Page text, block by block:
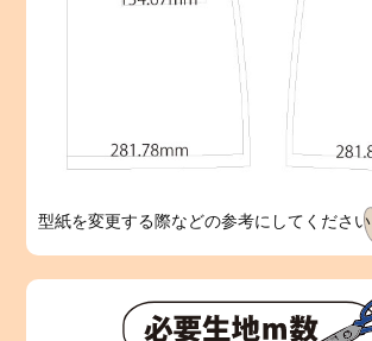
型紙を変更する際などの参考にしてください